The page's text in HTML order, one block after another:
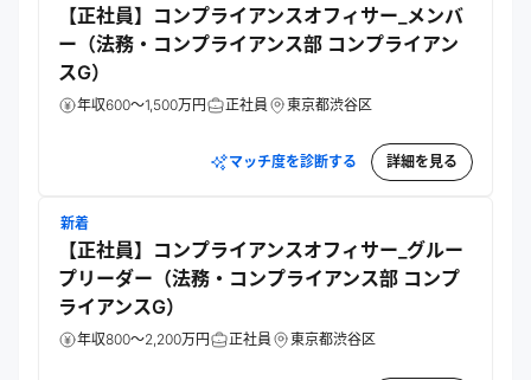
【正社員】コンプライアンスオフィサー_メンバ
ー（法務・コンプライアンス部 コンプライアン
スG）
年収600～1,500万円 正社員 東京都渋谷区
マッチ度を診断する 詳細を見る
新着
【正社員】コンプライアンスオフィサー_グルー
プリーダー（法務・コンプライアンス部 コンプ
ライアンスG）
年収800～2,200万円 正社員 東京都渋谷区